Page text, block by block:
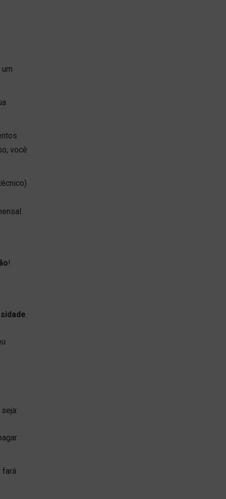
você
!
fará